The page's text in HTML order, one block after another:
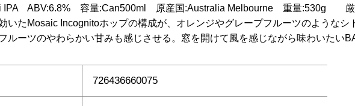
IPA ABV:6.8% 容量:Can500ml 原産国:Australia Melbourne 重量:530g 厳
いたMosaic Incognitoホップの構成が、オレンジやグレープフルーツのようなシ
ルーツのやわらかい甘みも感じさせる。窓を開けて風を感じながら味わいたい
726436660075